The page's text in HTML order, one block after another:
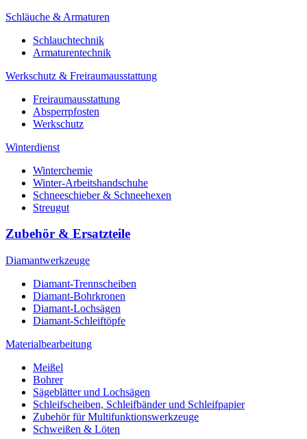
Schläuche & Armaturen
Schlauchtechnik
Armaturentechnik
Werkschutz & Freiraumausstattung
Freiraumausstattung
Absperrpfosten
Werkschutz
Winterdienst
Winterchemie
Winter-Arbeitshandschuhe
Schneeschieber & Schneehexen
Streugut
Zubehör & Ersatzteile
Diamantwerkzeuge
Diamant-Trennscheiben
Diamant-Bohrkronen
Diamant-Lochsägen
Diamant-Schleiftöpfe
Materialbearbeitung
Meißel
Bohrer
Sägeblätter und Lochsägen
Schleifscheiben, Schleifbänder und Schleifpapier
Zubehör für Multifunktionswerkzeuge
Schweißen & Löten